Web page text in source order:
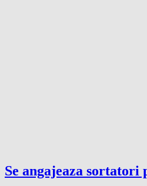
Se angajeaza sortatori